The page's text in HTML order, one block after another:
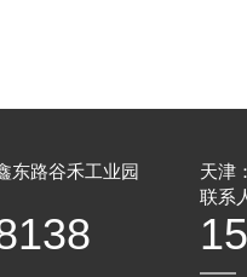
东路谷禾工业园
天津
联系